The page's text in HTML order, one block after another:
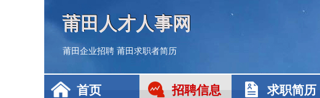
莆田人才人事网
莆田企业招聘 莆田求职者简历
首页 招聘信息 求职简历